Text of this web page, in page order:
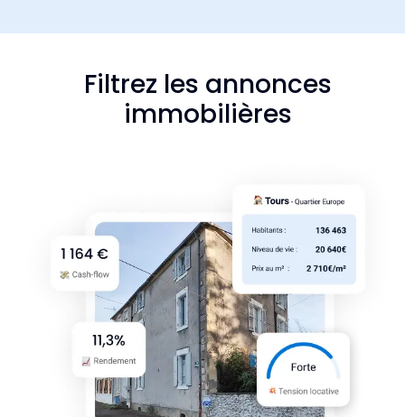
Filtrez les annonces
immobilières